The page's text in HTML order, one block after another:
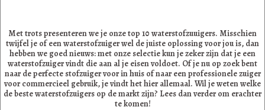
Met trots presenteren we je onze top 10 waterstofzuuigers. Misschien
twijfel je of een waterstofzuiger wel de juiste oplossing voor jou is, dan
hebben we goed nieuws: met onze selectie kun je zeker zijn dat je een
waterstofzuiger vindt die aan al je eisen voldoet. Of je nu op zoek bent
naar de perfecte stofzuiger voor in huis of naar een professionele zuiger
voor commercieel gebruik, je vindt het hier allemaal. Wil je weten welke
de beste waterstofzuigers op de markt zijn? Lees dan verder om erachter
te komen!